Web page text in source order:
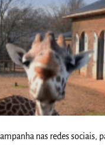
nas redes sociais,